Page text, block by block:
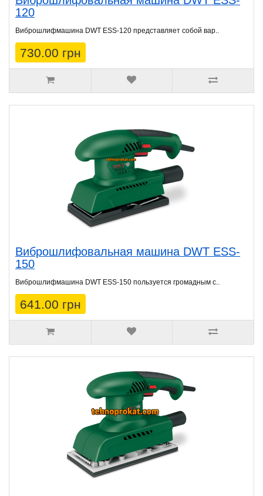
120
Виброшлифмашина DWT ESS-120 представляет собой вар..
730.00 грн
Виброшлифовальная машина DWT ESS-
150
Виброшлифмашина DWT ESS-150 пользуется громадным с..
641.00 грн